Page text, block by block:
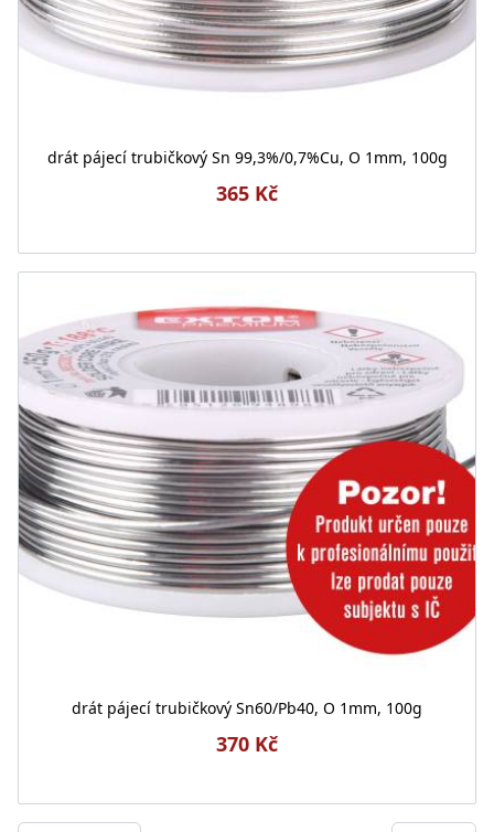
drát pájecí trubičkový Sn 99,3%/0,7%Cu, O 1mm, 100g
365 Kč
drát pájecí trubičkový Sn60/Pb40, O 1mm, 100g
370 Kč